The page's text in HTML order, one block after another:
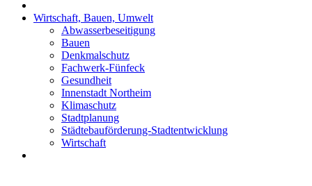
Wirtschaft, Bauen, Umwelt
Abwasserbeseitigung
Bauen
Denkmalschutz
Fachwerk-Fünfeck
Gesundheit
Innenstadt Northeim
Klimaschutz
Stadtplanung
Städtebauförderung-Stadtentwicklung
Wirtschaft